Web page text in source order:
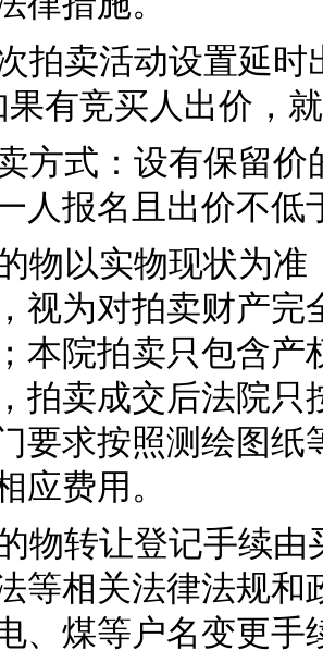
合条件参加竞
询、预约看样
时间根据预约
高人民法院《
，如发现有其
院司法活动，
法律措施。
次拍卖活动设
如果有竞买人